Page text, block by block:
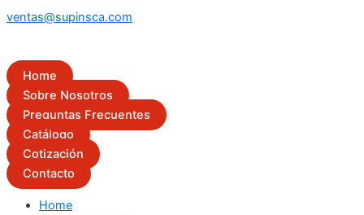
ventas@supinsca.com
Home
Sobre Nosotros
Preguntas Frecuentes
Catálogo
Cotización
Contacto
Home